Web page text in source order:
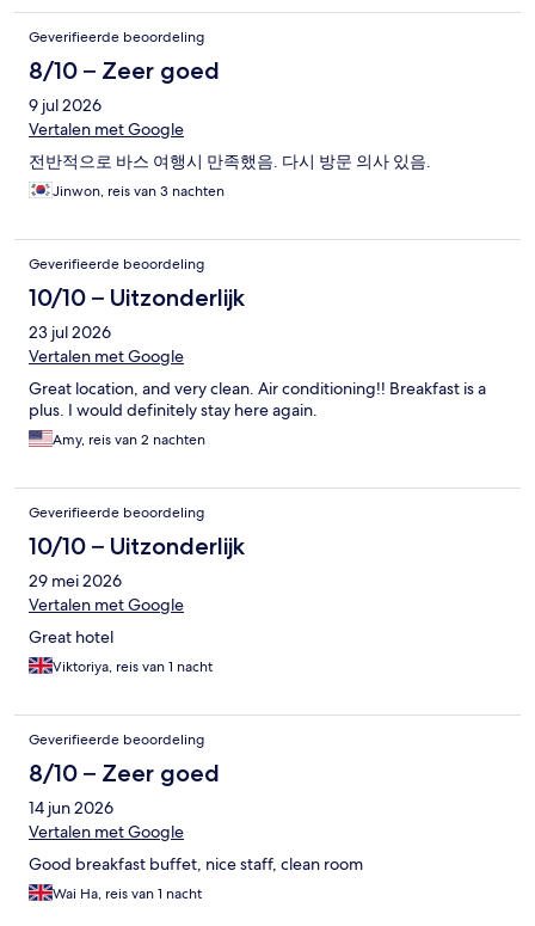
Geverifieerde beoordeling
8/10 – Zeer goed
9 jul 2026
Vertalen met Google
전반적으로 바스 여행시 만족했음. 다시 방문 의사 있음.
Jinwon, reis van 3 nachten
Geverifieerde beoordeling
10/10 – Uitzonderlijk
23 jul 2026
Vertalen met Google
Great location, and very clean. Air conditioning!! Breakfast is a
plus. I would definitely stay here again.
Amy, reis van 2 nachten
Geverifieerde beoordeling
10/10 – Uitzonderlijk
29 mei 2026
Vertalen met Google
Great hotel
Viktoriya, reis van 1 nacht
Geverifieerde beoordeling
8/10 – Zeer goed
14 jun 2026
Vertalen met Google
Good breakfast buffet, nice staff, clean room
Wai Ha, reis van 1 nacht